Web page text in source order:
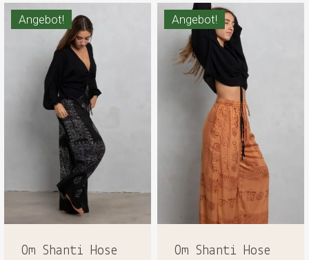
Angebot!
Om Shanti Hose
Angebot!
Om Shanti Hose